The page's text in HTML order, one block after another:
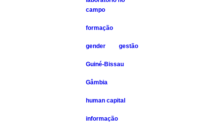
campo
formação
gender gestão
Guiné-Bissau
Gâmbia
human capital
informação